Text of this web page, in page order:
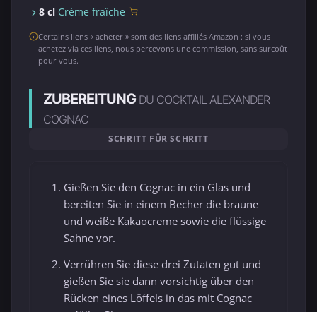
8 cl Crème fraîche
Certains liens « acheter » sont des liens affiliés Amazon : si vous
achetez via ces liens, nous percevons une commission, sans surcoût
pour vous.
ZUBEREITUNG DU COCKTAIL ALEXANDER
COGNAC
SCHRITT FÜR SCHRITT
Gießen Sie den Cognac in ein Glas und
bereiten Sie in einem Becher die braune
und weiße Kakaocreme sowie die flüssige
Sahne vor.
Verrühren Sie diese drei Zutaten gut und
gießen Sie sie dann vorsichtig über den
Rücken eines Löffels in das mit Cognac